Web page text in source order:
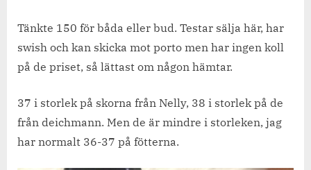
Tänkte 150 för båda eller bud. Testar sälja här, har
swish och kan skicka mot porto men har ingen koll
på de priset, så lättast om någon hämtar.
37 i storlek på skorna från Nelly, 38 i storlek på de
från deichmann. Men de är mindre i storleken, jag
har normalt 36-37 på fötterna.